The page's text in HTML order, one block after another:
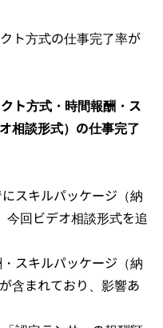
ト方式の仕事完了率が
ト方式・時間報酬・ス
相談形式）の仕事完了
スキルパッケージ（納
今回ビデオ相談形式を追
スキルパッケージ（納
含まれており、影響あ